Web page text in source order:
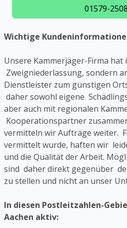
01579-
Wichtige
Unsere Kammerjäger-Firma hat
Zweigniederlassung, sondern
Dienstleister zum günstigen
daher sowohl eigene
aber auch mit regionalen
Kooperationspartner
vermitteln wir Aufträge weiter.
vermittelt wurde, haften wir
und die Qualität der Arbeit.
sind daher direkt gegenüber
zu stellen und nicht an unser
In diesen Postleitzahlen-
Aachen aktiv: